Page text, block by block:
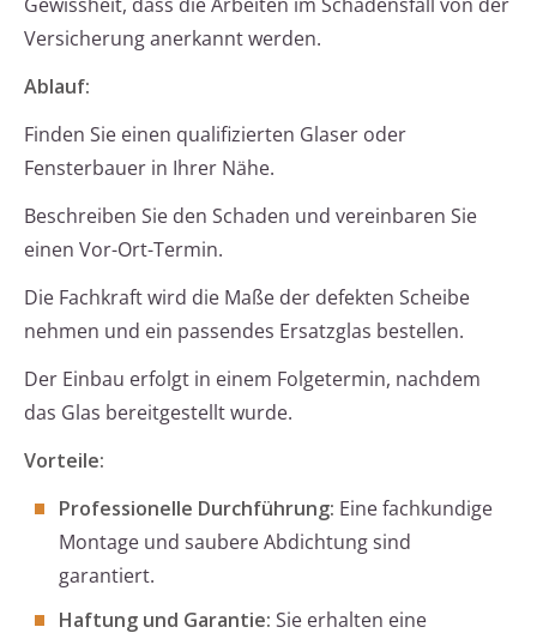
Versicherung anerkannt werden.
Ablauf:
Finden Sie einen qualifizierten Glaser oder
Fensterbauer in Ihrer Nähe.
Beschreiben Sie den Schaden und vereinbaren Sie
einen Vor-Ort-Termin.
Die Fachkraft wird die Maße der defekten Scheibe
nehmen und ein passendes Ersatzglas bestellen.
Der Einbau erfolgt in einem Folgetermin, nachdem
das Glas bereitgestellt wurde.
Vorteile:
Professionelle Durchführung: Eine fachkundige
Montage und saubere Abdichtung sind
garantiert.
Haftung und Garantie: Sie erhalten eine